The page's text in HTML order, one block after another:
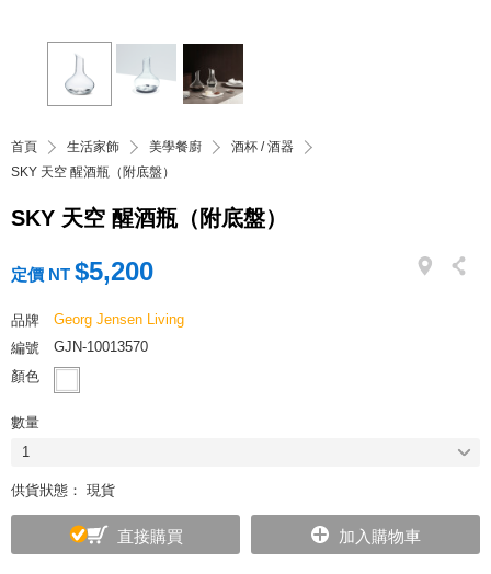
首頁 生活家飾 美學餐廚
酒杯 / 酒器
SKY 天空 醒酒瓶（附底盤）
SKY 天空 醒酒瓶（附底盤）
定價 NT $5,200
品牌
Georg Jensen Living
編號
GJN-10013570
顏色
數量
1
供貨狀態： 現貨
直接購買 加入購物車